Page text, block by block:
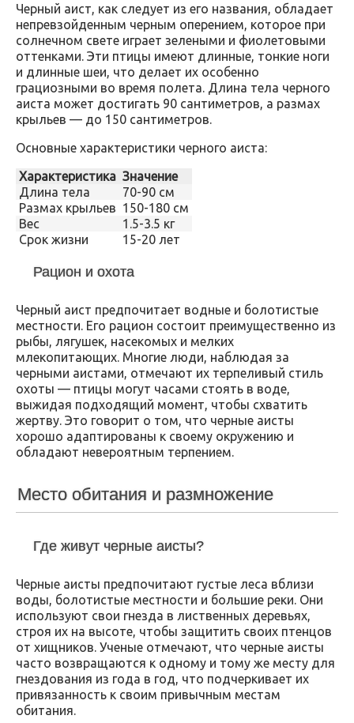
Черный аист, как следует из его названия, обладает
непревзойденным черным оперением, которое при
солнечном свете играет зелеными и фиолетовыми
оттенками. Эти птицы имеют длинные, тонкие ноги
и длинные шеи, что делает их особенно
грациозными во время полета. Длина тела черного
аиста может достигать 90 сантиметров, а размах
крыльев — до 150 сантиметров.
Основные характеристики черного аиста:
Характеристика Значение
Длина тела
70-90 см
Размах крыльев 150-180 см
Вес
1.5-3.5 кг
Срок жизни
15-20 лет
Рацион и охота
Черный аист предпочитает водные и болотистые
местности. Его рацион состоит преимущественно из
рыбы, лягушек, насекомых и мелких
млекопитающих. Многие люди, наблюдая за
черными аистами, отмечают их терпеливый стиль
охоты — птицы могут часами стоять в воде,
выжидая подходящий момент, чтобы схватить
жертву. Это говорит о том, что черные аисты
хорошо адаптированы к своему окружению и
обладают невероятным терпением.
Место обитания и размножение
Где живут черные аисты?
Черные аисты предпочитают густые леса вблизи
воды, болотистые местности и большие реки. Они
используют свои гнезда в лиственных деревьях,
строя их на высоте, чтобы защитить своих птенцов
от хищников. Ученые отмечают, что черные аисты
часто возвращаются к одному и тому же месту для
гнездования из года в год, что подчеркивает их
привязанность к своим привычным местам
обитания.